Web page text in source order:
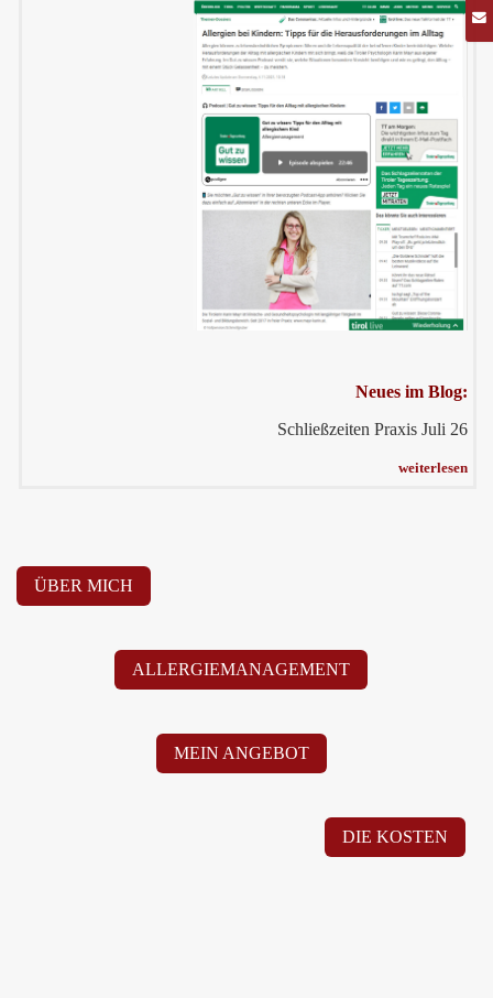
Neues im Blog:
Schließzeiten Praxis Juli 26
weiterlesen
ÜBER MICH
ALLERGIEMANAGEMENT
MEIN ANGEBOT
DIE KOSTEN